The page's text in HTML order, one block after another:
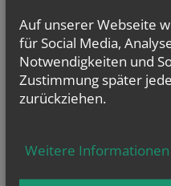
Auf unserer Webseite
für Social Media,
Notwendigkeiten und
Zustimmung später
zurückziehen.
Weitere Informationen